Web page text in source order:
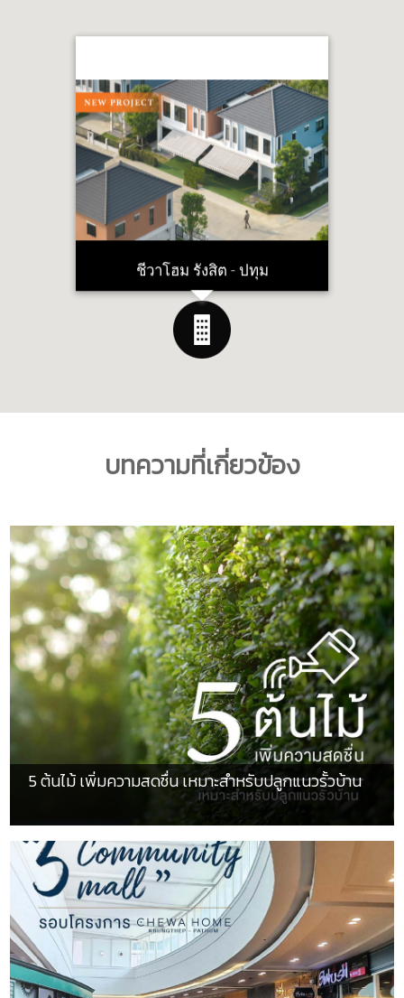
ชีวาโฮม รังสิต - ปทุม
บทความที่เกี่ยวข้อง
5 ต้นไม้ เพิ่มความสดชื่น เหมาะสำหรับปลูกแนวรั้วบ้าน